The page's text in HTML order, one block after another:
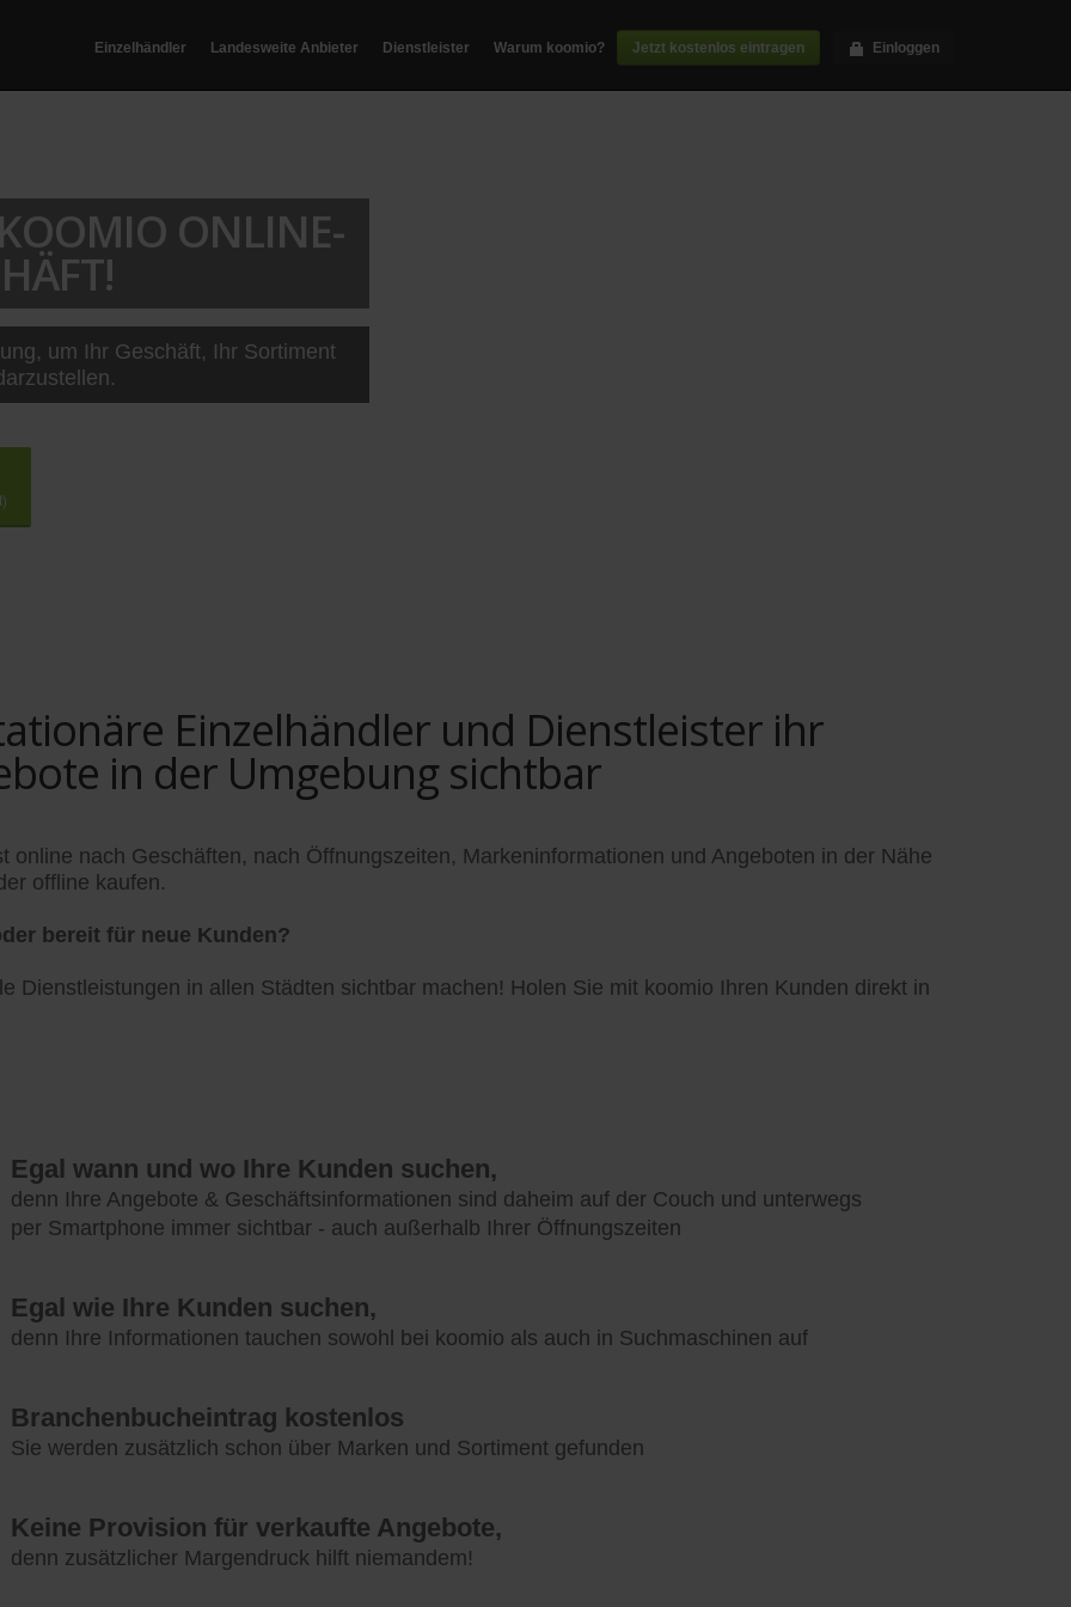
Einzelhändler Landesweite Anbieter Dienstleister Warum koomio? Jetzt kostenlos eintragen Einloggen
ONLINE-
um Ihr Geschäft, Ihr Sortiment
Einzelhändler und Dienstleister ihr
in der Umgebung sichtbar
online nach Geschäften, nach Öffnungszeiten, Markeninformationen und Angeboten in der Nähe
offline kaufen.
bereit für neue Kunden?
Dienstleistungen in allen Städten sichtbar machen! Holen Sie mit koomio Ihren Kunden direkt in
Egal wann und wo Ihre Kunden suchen,
denn Ihre Angebote & Geschäftsinformationen sind daheim auf der Couch und unterwegs
per Smartphone immer sichtbar - auch außerhalb Ihrer Öffnungszeiten
Egal wie Ihre Kunden suchen,
denn Ihre Informationen tauchen sowohl bei koomio als auch in Suchmaschinen auf
Branchenbucheintrag kostenlos
Sie werden zusätzlich schon über Marken und Sortiment gefunden
Keine Provision für verkaufte Angebote,
denn zusätzlicher Margendruck hilft niemandem!